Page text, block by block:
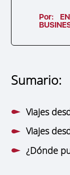
Por:
Sumario:
Viajes
Viajes
¿Dónde